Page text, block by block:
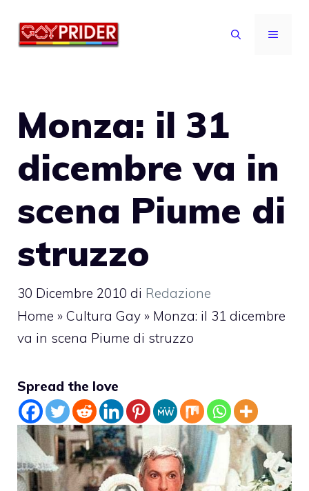
MENU
Monza: il 31
dicembre va in
scena Piume di
struzzo
30 Dicembre 2010 di Redazione
Home » Cultura Gay » Monza: il 31 dicembre
va in scena Piume di struzzo
Spread the love